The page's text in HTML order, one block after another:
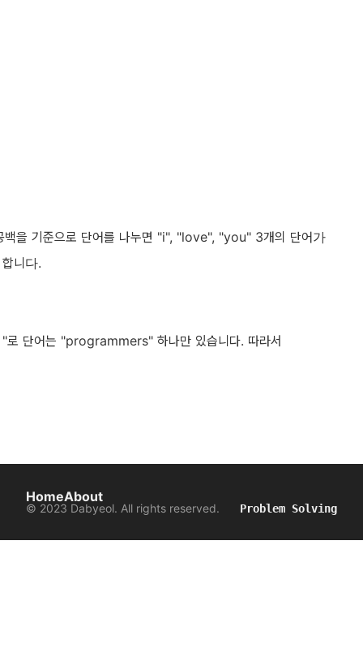
기준으로 단어를 나누면 "i", "love", "you" 3개의 단어가
니다.
어는 "programmers" 하나만 있습니다. 따라서
HomeAbout
© 2023 Dabyeol. All rights reserved. Problem Solving